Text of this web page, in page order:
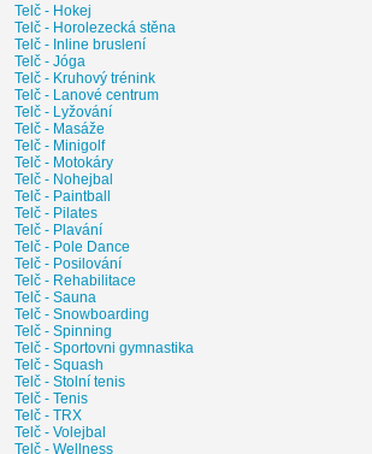
Telč - Hokej
Telč - Horolezecká stěna
Telč - Inline bruslení
Telč - Jóga
Telč - Kruhový trénink
Telč - Lanové centrum
Telč - Lyžování
Telč - Masáže
Telč - Minigolf
Telč - Motokáry
Telč - Nohejbal
Telč - Paintball
Telč - Pilates
Telč - Plavání
Telč - Pole Dance
Telč - Posilování
Telč - Rehabilitace
Telč - Sauna
Telč - Snowboarding
Telč - Spinning
Telč - Sportovni gymnastika
Telč - Squash
Telč - Stolní tenis
Telč - Tenis
Telč - TRX
Telč - Volejbal
Telč - Wellness